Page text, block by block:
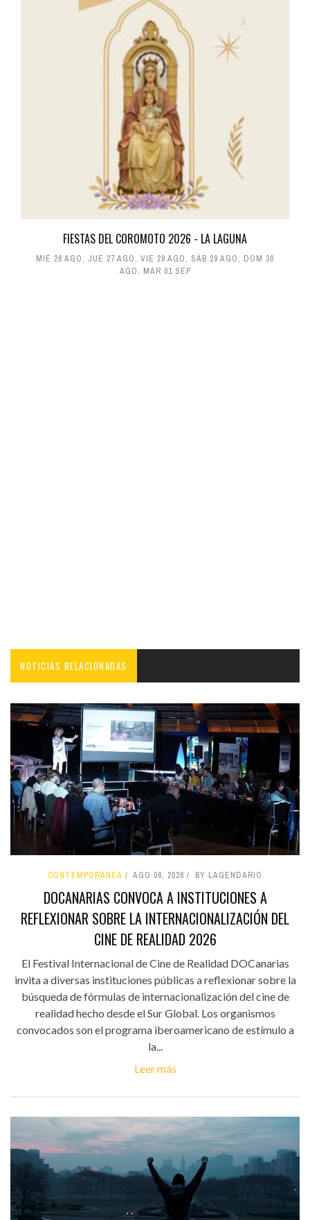
FIESTAS DEL COROMOTO 2026 - LA LAGUNA
MIÉ 26 AGO, JUE 27 AGO, VIE 28 AGO, SÁB 29 AGO, DOM 30
AGO, MAR 01 SEP
NOTICIAS RELACIONADAS
CONTEMPORÁNEA AGO 06, 2026 BY LAGENDARIO
DOCANARIAS CONVOCA A INSTITUCIONES A
REFLEXIONAR SOBRE LA INTERNACIONALIZACIÓN DEL
CINE DE REALIDAD 2026
El Festival Internacional de Cine de Realidad DOCanarias
invita a diversas instituciones públicas a reflexionar sobre la
búsqueda de fórmulas de internacionalización del cine de
realidad hecho desde el Sur Global. Los organismos
convocados son el programa iberoamericano de estímulo a
la...
Leer más